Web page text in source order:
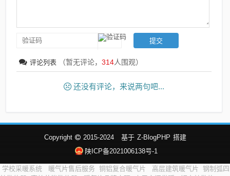
评论列表 （暂无评论，314人围观）
还没有评论，来说两句吧...
Copyright 2015-2024 基于 Z-BlogPHP 搭建
陕ICP备2021006138号-1
学校采暖系统 暖气片售后服务 铜铝复合暖气片 高层建筑暖气片 钢制弧四